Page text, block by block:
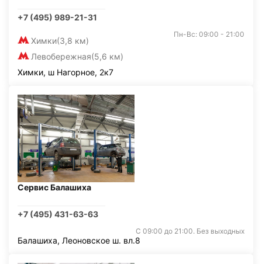
+7 (495) 989-21-31
Химки(3,8 км)
Левобережная(5,6 км)
Пн-Вс: 09:00 - 21:00
Химки, ш Нагорное, 2к7
Сервис Балашиха
+7 (495) 431-63-63
С 09:00 до 21:00. Без выходных
Балашиха, Леоновское ш. вл.8